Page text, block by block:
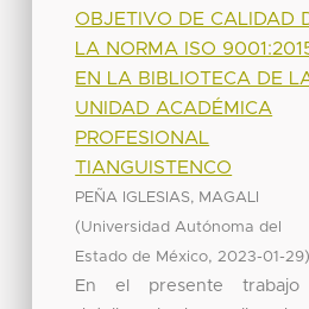
OBJETIVO DE CALIDAD
LA NORMA ISO
EN LA BIBLIOTECA DE
UNIDAD ACADÉMICA
PROFESIONAL
TIANGUISTENCO
PEÑA IGLESIAS, MAGALI
(Universidad Autónoma del
Estado de México, 2023-01-29)
En el presente trabajo